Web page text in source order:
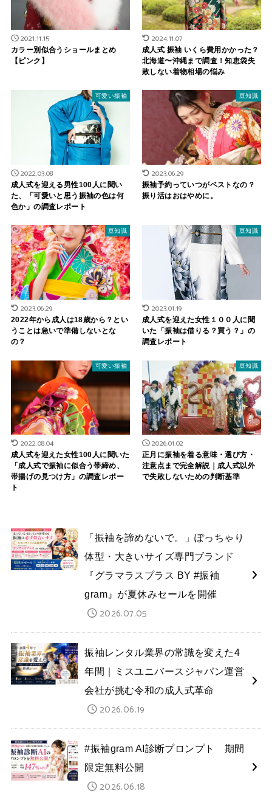
2021.11.15
カラー別似合うショールまとめ
【ピンク】
2024.11.07
成人式 振袖 いくら費用かかった？
北海道〜沖縄まで調査！知恵袋失
敗しない着物相場の悩み
可愛い振袖
2022.03.08
成人式を迎える男性100人に聞い
た、「可愛いと思う振袖の色は何
色か」の調査レポート
豆知識
2023.06.29
振袖予約っていつがベストなの？
振り活はおはやめに。
豆知識
2023.06.29
2022年から成人は18歳から？とい
うことは急いで準備しないとな
の？
豆知識
2023.01.19
成人式を迎えた女性１００人に聞
いた「振袖は借りる？買う？」の
調査レポート
可愛い振袖
2022.08.04
成人式を迎えた女性100人に聞いた
「成人式で振袖に似合う帯締め、
帯揚げの見つけ方」の調査レポー
ト
豆知識
2026.01.02
正月に振袖を着る意味・選び方・
注意点まで完全解説｜成人式以外
で失敗しないための判断基準
「振袖を諦めないで。」ぽっちゃり
体型・大きいサイズ専門ブランド
『グラマラスプラス BY #振袖
gram』が夏休みセールを開催
2026.07.05
振袖レンタル業界の常識を変えた4
年間｜ミスユニバースジャパン運営
会社が挑む令和の成人式革命
2026.06.19
#振袖gram AI診断プロンプト 期間
限定無料公開
2026.06.18